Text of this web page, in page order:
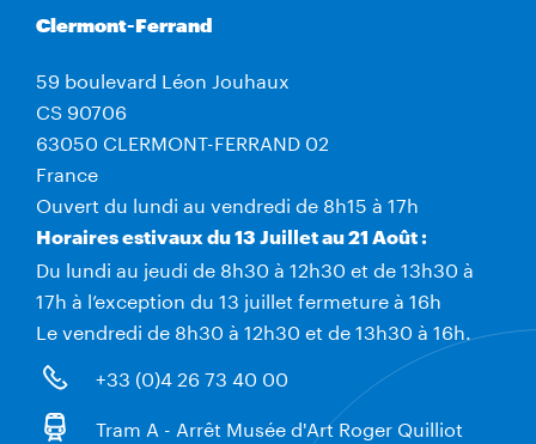
Clermont-Ferrand
59 boulevard Léon Jouhaux
CS 90706
63050 CLERMONT-FERRAND 02
France
Ouvert du lundi au vendredi de 8h15 à 17h
Horaires estivaux du 13 Juillet au 21 Août :
Du lundi au jeudi de 8h30 à 12h30 et de 13h30 à
17h à l’exception du 13 juillet fermeture à 16h
Le vendredi de 8h30 à 12h30 et de 13h30 à 16h.
+33 (0)4 26 73 40 00
Tram A - Arrêt Musée d'Art Roger Quilliot